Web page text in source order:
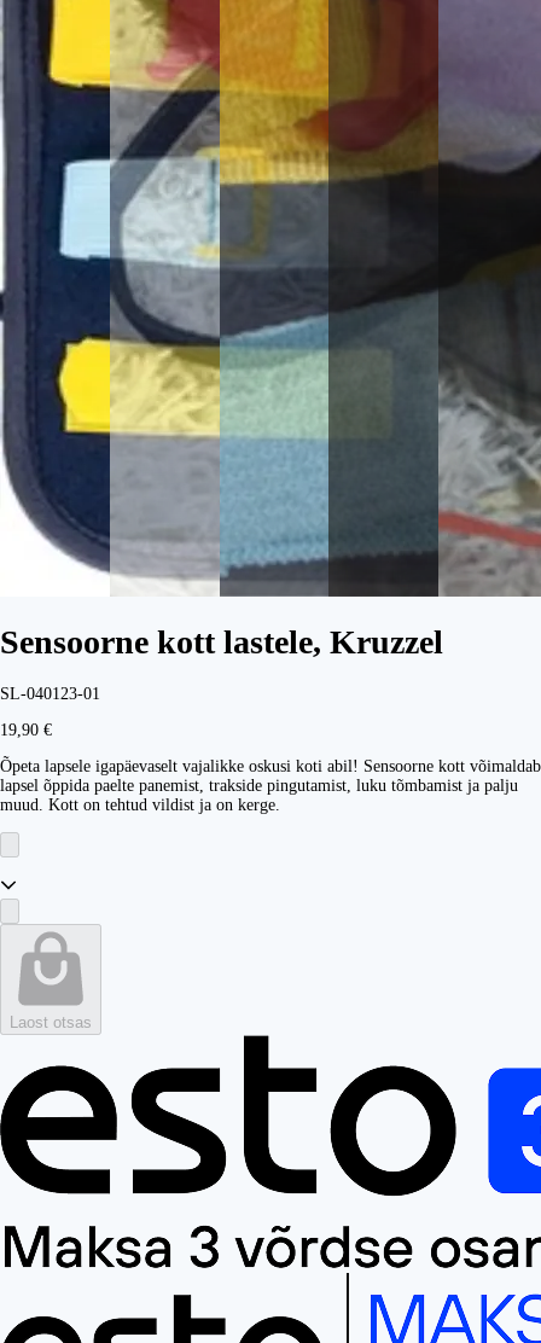
Sensoorne kott lastele, Kruzzel
SL-040123-01
19,90 €
Õpeta lapsele igapäevaselt vajalikke oskusi koti abil! Sensoorne kott võimaldab
lapsel õppida paelte panemist, trakside pingutamist, luku tõmbamist ja palju
muud. Kott on tehtud vildist ja on kerge.
Laost otsas